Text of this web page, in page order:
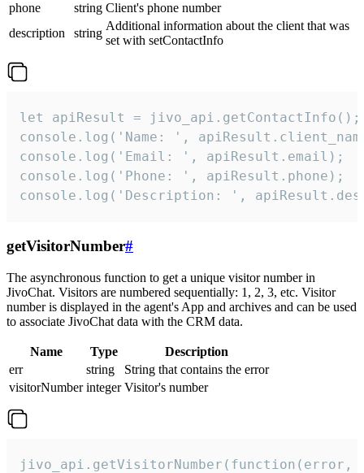
phone
string Client's phone number
description
string
Additional information about the client that was
set with setContactInfo
let apiResult = jivo_api.getContactInfo();
console.log('Name: ',
console.log('Email: ', apiResult.email);
console.log('Phone: ', apiResult.phone);
console.log('Description: ',
getVisitorNumber#
The asynchronous function to get a unique visitor number in
JivoChat. Visitors are numbered sequentially: 1, 2, 3, etc. Visitor
number is displayed in the agent's App and archives and can be used
to associate JivoChat data with the CRM data.
Name Type
Description
err
string
String that contains the error
visitorNumber integer Visitor's number
jivo_api.getVisitorNumber(function(error,